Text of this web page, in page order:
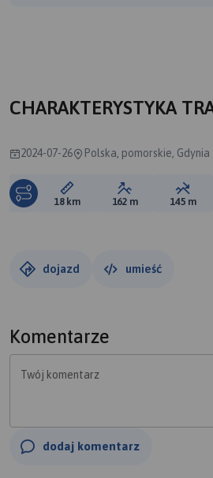
CHARAKTERYSTYKA
2024-07-26 Polska, pomorskie, Gdynia
Długość trasy:
18 km Suma przewyższeń:
162 m Suma
145 m
dojazd umieść
Komentarze
Twój komentarz
dodaj komentarz